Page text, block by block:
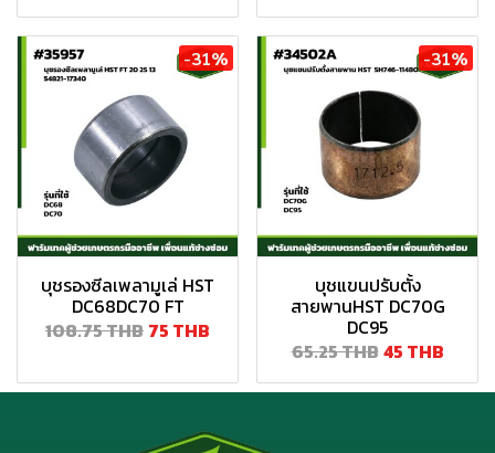
-31%
บุชรองซีลเพลามูเล่ HST
DC68DC70 FT
108.75 THB 75 THB
-31%
บุชแขนปรับตั้ง
สายพานHST DC70G
DC95
65.25 THB45 THB